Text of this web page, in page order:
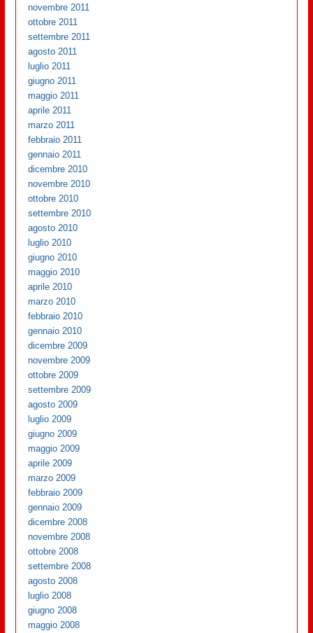
novembre 2011
ottobre 2011
settembre 2011
agosto 2011
luglio 2011
giugno 2011
maggio 2011
aprile 2011
marzo 2011
febbraio 2011
gennaio 2011
dicembre 2010
novembre 2010
ottobre 2010
settembre 2010
agosto 2010
luglio 2010
giugno 2010
maggio 2010
aprile 2010
marzo 2010
febbraio 2010
gennaio 2010
dicembre 2009
novembre 2009
ottobre 2009
settembre 2009
agosto 2009
luglio 2009
giugno 2009
maggio 2009
aprile 2009
marzo 2009
febbraio 2009
gennaio 2009
dicembre 2008
novembre 2008
ottobre 2008
settembre 2008
agosto 2008
luglio 2008
giugno 2008
maggio 2008